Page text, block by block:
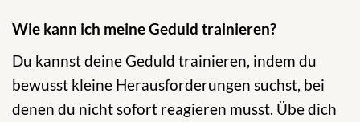
Wie kann ich meine Geduld trainieren?
Du kannst deine Geduld trainieren, indem du
bewusst kleine Herausforderungen suchst, bei
denen du nicht sofort reagieren musst. Übe dich